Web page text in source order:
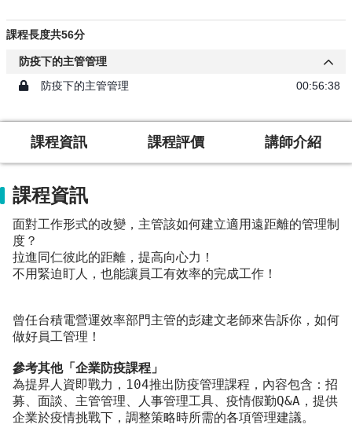
課程長度共56分
防疫下的主管管理
防疫下的主管管理
00:56:38
課程資訊 課程評價 講師介紹
課程資訊
面對工作形式的改變，主管該如何建立適用遠距離的管理制
度？
拉進同仁彼此的距離，提高向心力！
不用緊迫盯人，也能讓員工有效率的完成工作！
曾任台積電營運效率部門主管的彭建文老師來告訴你，如何
做好員工管理！
參考其他「企業防疫課程」
為提昇人資即戰力，104推出防疫管理課程，內容包含：招
募、面談、主管管理、人事管理工具、疫情假勤Q&A，提供
企業於疫情挑戰下，調整策略時所需的各項管理建議。